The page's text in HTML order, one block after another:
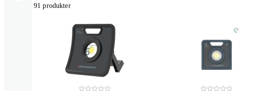
91 produkter